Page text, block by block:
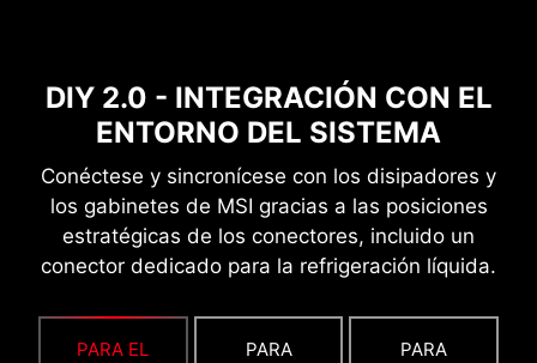
DIY 2.0 - INTEGRACIÓN CON EL
ENTORNO DEL SISTEMA
Conéctese y sincronícese con los disipadores y
los gabinetes de MSI gracias a las posiciones
estratégicas de los conectores, incluido un
conector dedicado para la refrigeración líquida.
PARA EL
PARA
PARA
transmisión fiable de los circuitos.